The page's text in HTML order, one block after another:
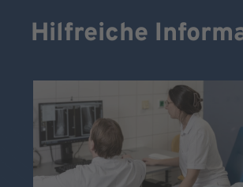
Hilfreiche